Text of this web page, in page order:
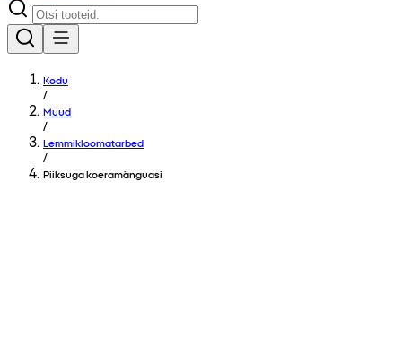
Kodu
/
Muud
/
Lemmikloomatarbed
/
Piiksuga koeramänguasi